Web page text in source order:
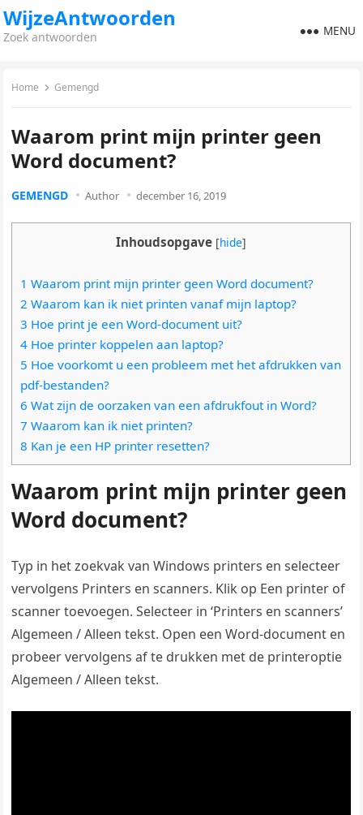
WijzeAntwoorden
Zoek antwoorden MENU
Home Gemengd
Waarom print mijn printer geen
Word document?
GEMENGD Author december 16, 2019
Inhoudsopgave [hide]
1 Waarom print mijn printer geen Word document?
2 Waarom kan ik niet printen vanaf mijn laptop?
3 Hoe print je een Word-document uit?
4 Hoe printer koppelen aan laptop?
5 Hoe voorkomt u een probleem met het afdrukken van
pdf-bestanden?
6 Wat zijn de oorzaken van een afdrukfout in Word?
7 Waarom kan ik niet printen?
8 Kan je een HP printer resetten?
Waarom print mijn printer geen
Word document?
Typ in het zoekvak van Windows printers en selecteer
vervolgens Printers en scanners. Klik op Een printer of
scanner toevoegen. Selecteer in ‘Printers en scanners’
Algemeen / Alleen tekst. Open een Word-document en
probeer vervolgens af te drukken met de printeroptie
Algemeen / Alleen tekst.